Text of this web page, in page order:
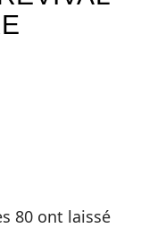
80 ont laissé